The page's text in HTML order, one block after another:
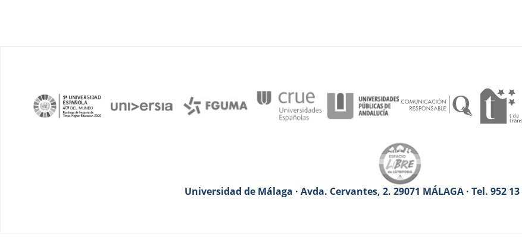
Universidad de Málaga · Avda. Cervantes, 2. 29071 MÁLAGA · Tel. 952